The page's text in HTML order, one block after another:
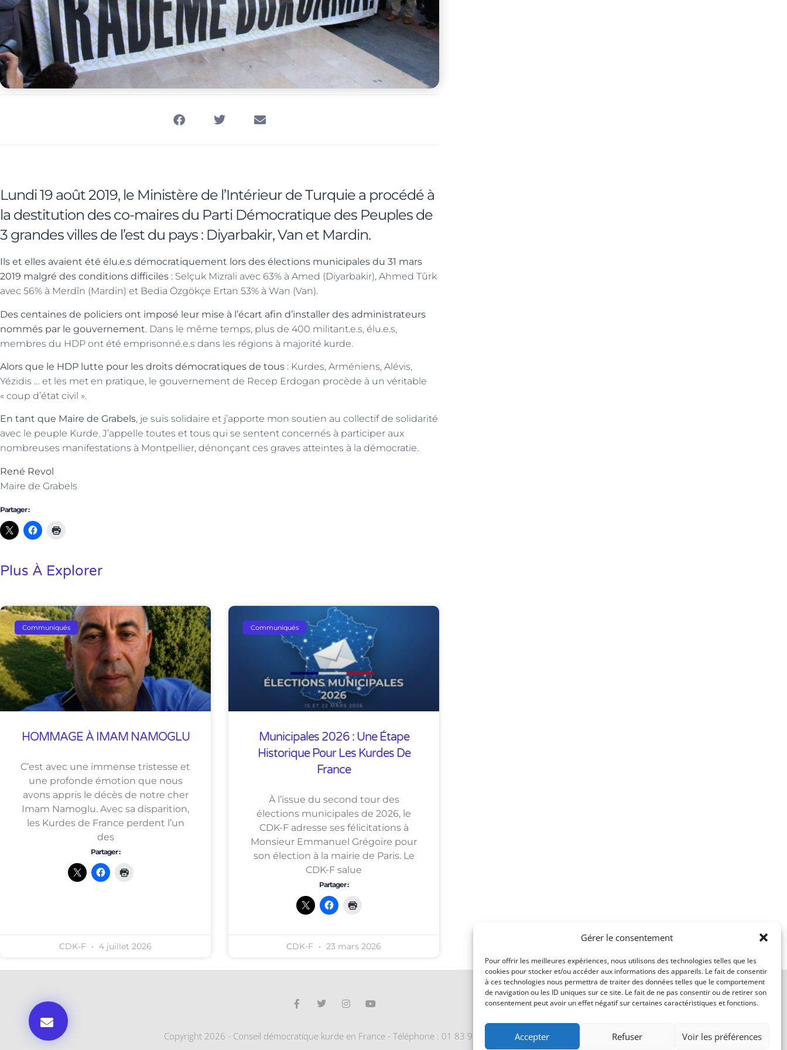
Gérer le consentement
Pour offrir les meilleures expériences, nous utilisons des technologies telles que les
cookies pour stocker et/ou accéder aux informations des appareils. Le fait de consentir
à ces technologies nous permettra de traiter des données telles que le comportement
de navigation ou les ID uniques sur ce site. Le fait de ne pas consentir ou de retirer son
consentement peut avoir un effet négatif sur certaines caractéristiques et fonctions.
Accepter Refuser Voir les préférences
Lundi 19 août 2019, le Ministère de l’Intérieur de Turquie a procédé à
la destitution des co-maires du Parti Démocratique des Peuples de
3 grandes villes de l’est du pays : Diyarbakir, Van et Mardin.
Ils et elles avaient été élu.e.s démocratiquement lors des élections municipales du 31 mars
2019 malgré des conditions difficiles : Selçuk Mizrali avec 63% à Amed (Diyarbakir), Ahmed Tûrk
avec 56% à Merdîn (Mardin) et Bedia Özgökçe Ertan 53% à Wan (Van).
Des centaines de policiers ont imposé leur mise à l’écart afin d’installer des administrateurs
nommés par le gouvernement. Dans le même temps, plus de 400 militant.e.s, élu.e.s,
membres du HDP ont été emprisonné.e.s dans les régions à majorité kurde.
Alors que le HDP lutte pour les droits démocratiques de tous : Kurdes, Arméniens, Alévis,
Yézidis … et les met en pratique, le gouvernement de Recep Erdogan procède à un véritable
« coup d’état civil ».
En tant que Maire de Grabels, je suis solidaire et j’apporte mon soutien au collectif de solidarité
avec le peuple Kurde. J’appelle toutes et tous qui se sentent concernés à participer aux
nombreuses manifestations à Montpellier, dénonçant ces graves atteintes à la démocratie.
René Revol
Maire de Grabels
Partager :
Plus À Explorer
Communiqués
HOMMAGE À IMAM NAMOGLU
C’est avec une immense tristesse et
une profonde émotion que nous
avons appris le décès de notre cher
Imam Namoglu. Avec sa disparition,
les Kurdes de France perdent l’un
des
Partager :
CDK-F 4 juillet 2026
Communiqués
Municipales 2026 : Une Étape
Historique Pour Les Kurdes De
France
À l’issue du second tour des
élections municipales de 2026, le
CDK-F adresse ses félicitations à
Monsieur Emmanuel Grégoire pour
son élection à la mairie de Paris. Le
CDK-F salue
Partager :
CDK-F 23 mars 2026
Copyright 2026 - Conseil démocratique kurde en France - Téléphone : 01 83 91 06 43